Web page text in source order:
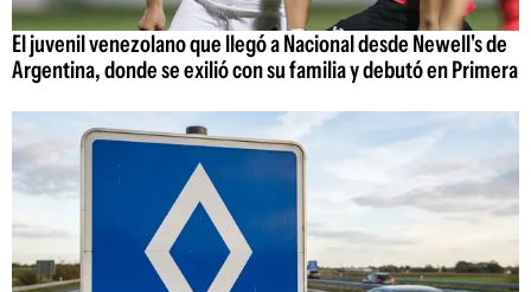
El juvenil venezolano que llegó a Nacional desde Newell's de
Argentina, donde se exilió con su familia y debutó en Primera